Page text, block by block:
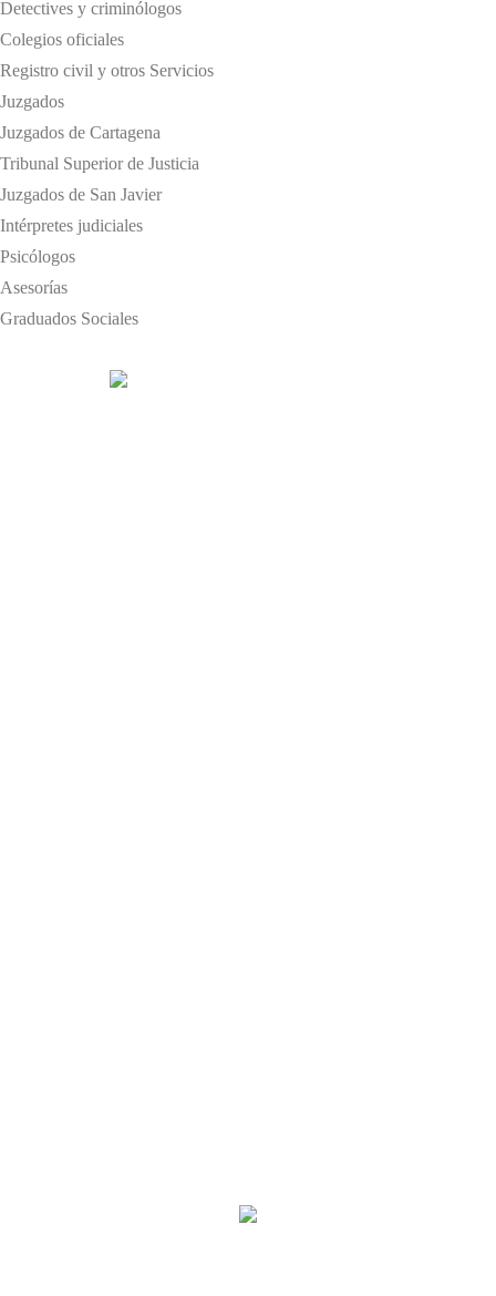
Detectives y criminólogos
Colegios oficiales
Registro civil y otros Servicios
Juzgados
Juzgados de Cartagena
Tribunal Superior de Justicia
Juzgados de San Javier
Intérpretes judiciales
Psicólogos
Asesorías
Graduados Sociales